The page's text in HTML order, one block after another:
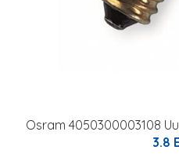
Osram 4050300003108
3.8